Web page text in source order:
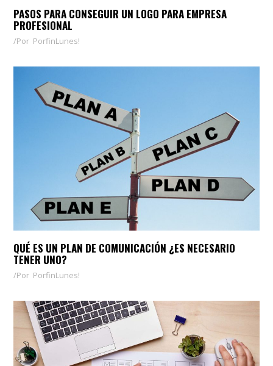
PASOS PARA CONSEGUIR UN LOGO PARA EMPRESA
PROFESIONAL
Por PorfinLunes!
QUÉ ES UN PLAN DE COMUNICACIÓN ¿ES NECESARIO
TENER UNO?
Por PorfinLunes!